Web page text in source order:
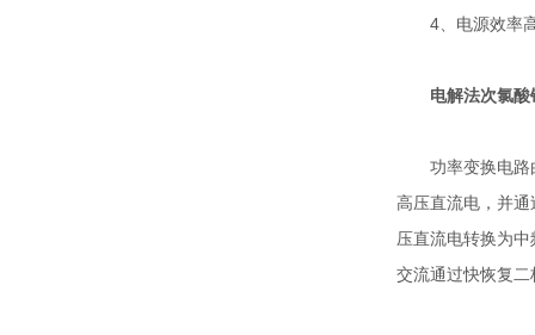
4、电源效率高
电解法次氯酸
功率变换电路由
高压直流电，并
压直流电转换为
交流通过快恢复